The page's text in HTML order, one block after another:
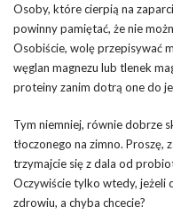
Osoby, które cierpią na
powinny pamiętać, że nie
Osobiście, wolę przepisywać
węglan magnezu lub tlenek
proteiny zanim dotrą one do
Tym niemniej, równie dobrze
tłoczonego na zimno. Proszę,
trzymajcie się z dala od
Oczywiście tylko wtedy, jeżeli
zdrowiu, a chyba chcecie?